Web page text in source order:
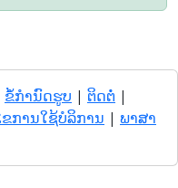
ຂໍ້ກໍານົດຮູບ | ຕິດຕໍ່ |
ຂການໃຊ້ບໍລິການ | ພາສາ